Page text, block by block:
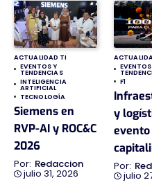
ACTUALIDAD TI
EVENTOS Y
TENDENCIAS
INTELIGENCIA
ARTIFICIAL
TECNOLOGÍA
Siemens en
RVP-AI y ROC&C
2026
Redaccion
julio 31, 2026
F1
y
evento
julio